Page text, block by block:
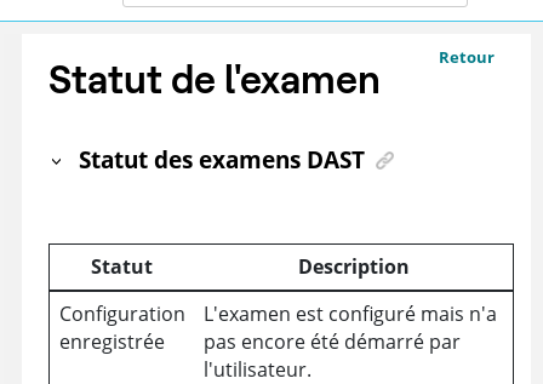
Retour
Statut de l'examen
Statut des examens DAST
Statut
Description
Configuration
enregistrée
L'examen est configuré mais n'a
pas encore été démarré par
l'utilisateur.